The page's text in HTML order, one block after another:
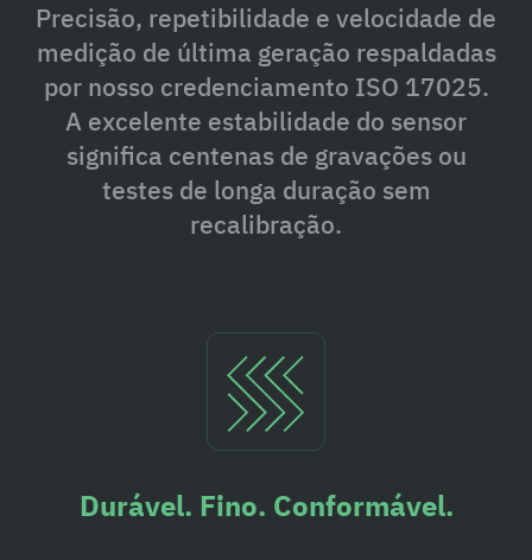
Precisão, repetibilidade e velocidade de
medição de última geração respaldadas
por nosso credenciamento ISO 17025.
A excelente estabilidade do sensor
significa centenas de gravações ou
testes de longa duração sem
recalibração.
Durável. Fino. Conformável.